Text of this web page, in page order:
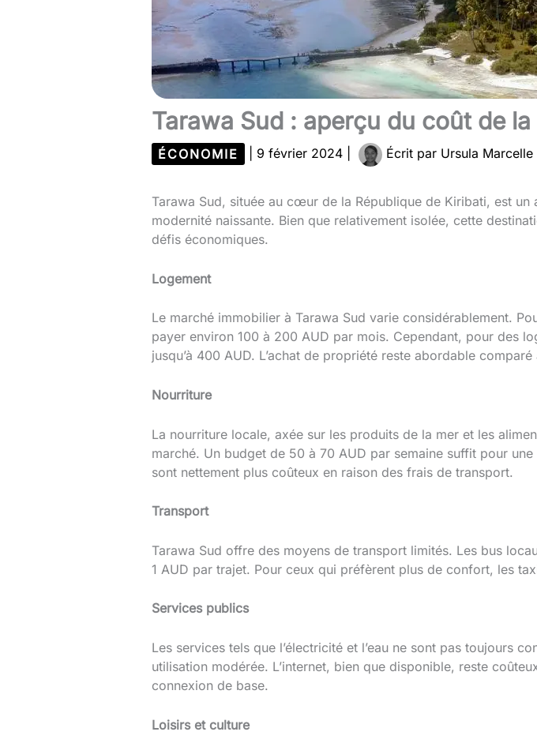
Tarawa Sud : aperçu du coût de la
ÉCONOMIE 9 février 2024 Écrit par Ursula Marcelle
Tarawa Sud, située au cœur de la République de Kiribati, est
modernité naissante. Bien que relativement isolée, cette
défis économiques.
Logement
Le marché immobilier à Tarawa Sud varie considérablement.
payer environ 100 à 200 AUD par mois. Cependant, pour des
jusqu’à 400 AUD. L’achat de propriété reste abordable
Nourriture
La nourriture locale, axée sur les produits de la mer et les
marché. Un budget de 50 à 70 AUD par semaine suffit pour
sont nettement plus coûteux en raison des frais de transport.
Transport
Tarawa Sud offre des moyens de transport limités. Les bus
1 AUD par trajet. Pour ceux qui préfèrent plus de confort, les
Services publics
Les services tels que l’électricité et l’eau ne sont pas toujours
utilisation modérée. L’internet, bien que disponible, reste
connexion de base.
Loisirs et culture